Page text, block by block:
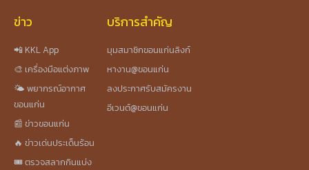
ข่าว
📲 KKL App
🎨 เครื่องมือแต่งภาพ
🌤️ พยากรณ์อากาศ
ขอนแก่น
📰 ข่าวขอนแก่น
🔥 ข่าวเด่นประเด็นร้อน
🎟️ ตรวจสลากกินแบ่ง
บริการสำคัญ
มุมสมาชิกขอนแก่นลิงก์
หางาน@ขอนแก่น
ลงประกาศรับสมัครงาน
อีเวนต์@ขอนแก่น